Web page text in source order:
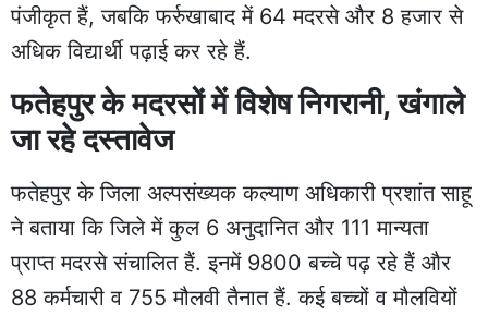
पंजीकृत हैं, जबकि फर्रुखाबाद में 64 मदरसे और 8 हजार से
अधिक विद्यार्थी पढ़ाई कर रहे हैं.
फतेहपुर के मदरसों में विशेष निगरानी, खंगाले
जा रहे दस्तावेज
फतेहपुर के जिला अल्पसंख्यक कल्याण अधिकारी प्रशांत साहू
ने बताया कि जिले में कुल 6 अनुदानित और 111 मान्यता
प्राप्त मदरसे संचालित हैं. इनमें 9800 बच्चे पढ़ रहे हैं और
88 कर्मचारी व 755 मौलवी तैनात हैं. कई बच्चों व मौलवियों